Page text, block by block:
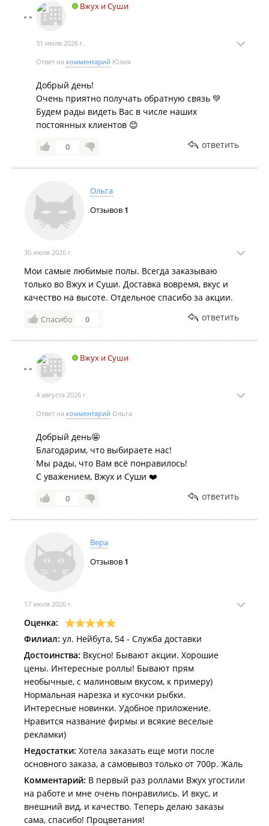
Вжух и Суши
31 июля 2026 г.
Ответ на комментарий Юлия
Добрый день!
Очень приятно получать обратную связь 💚
Будем рады видеть Вас в числе наших
постоянных клиентов 😊
0 ответить
Ольга
Отзывов 1
30 июля 2026 г.
Мои самые любимые полы. Всегда заказываю
только во Вжух и Суши. Доставка вовремя, вкус и
качество на высоте. Отдельное спасибо за акции.
Спасибо 0 ответить
Вжух и Суши
4 августа 2026 г.
Ответ на комментарий Ольга
Добрый день🤩
Благодарим, что выбираете нас!
Мы рады, что Вам всё понравилось!
С уважением, Вжух и Суши ❤️
0 ответить
Вера
Отзывов 1
17 июля 2026 г.
Оценка:
Филиал: ул. Нейбута, 54 - Служба доставки
Достоинства: Вкусно! Бывают акции. Хорошие
цены. Интересные роллы! Бывают прям
необычные, с малиновым вкусом, к примеру)
Нормальная нарезка и кусочки рыбки.
Интересные новинки. Удобное приложение.
Нравится название фирмы и всякие веселые
рекламки)
Недостатки: Хотела заказать еще моти после
основного заказа, а самовывоз только от 700р. Жаль
Комментарий: В первый раз роллами Вжух угостили
на работе и мне очень понравились. И вкус, и
внешний вид, и качество. Теперь делаю заказы
сама, спасибо! Процветания!